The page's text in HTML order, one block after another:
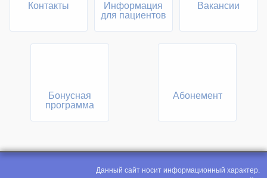
Контакты
Информация
для пациентов
Вакансии
Бонусная
программа
Абонемент
Данный сайт носит информационный характер.